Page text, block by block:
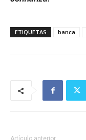
ETIQUETAS banca